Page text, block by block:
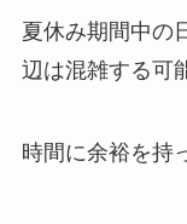
夏休み期間中の
辺は混雑する可
時間に余裕を持